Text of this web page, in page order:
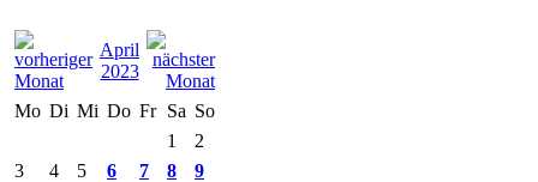
April
2023
Mo Di Mi Do Fr Sa So
1
2
3
4 5 6 7 8
9